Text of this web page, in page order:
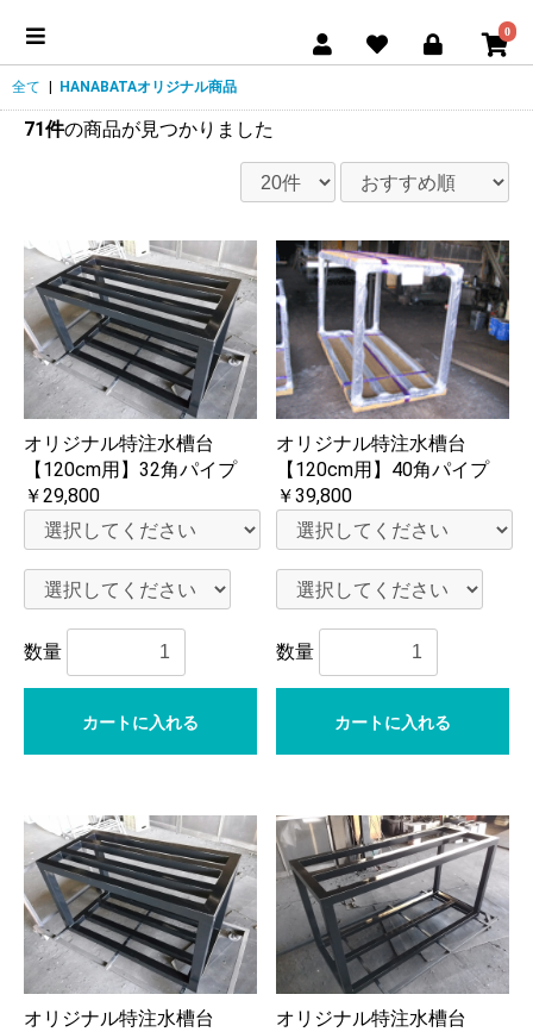
0
全て HANABATAオリジナル商品
71件の商品が見つかりました
オリジナル特注水槽台
【120cm用】32角パイプ
￥29,800
数量
カートに入れる
オリジナル特注水槽台
【120cm用】40角パイプ
￥39,800
数量
カートに入れる
オリジナル特注水槽台
オリジナル特注水槽台